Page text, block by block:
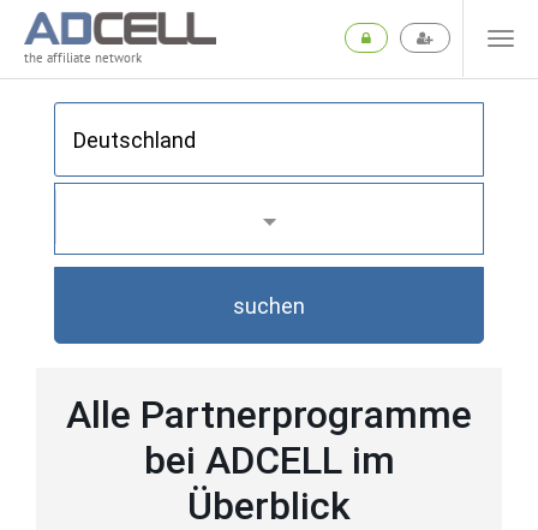
the affiliate network
suchen
Alle Partnerprogramme
bei ADCELL im
Überblick